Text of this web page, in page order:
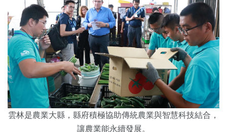
雲林是農業大縣，縣府積極協助傳統農業與智慧科技結合，
讓農業能永續發展。